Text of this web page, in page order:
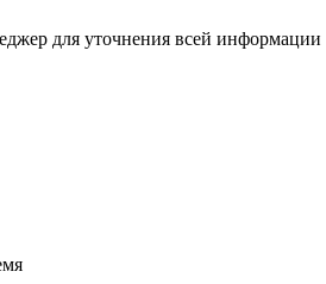
для уточнения всей информации